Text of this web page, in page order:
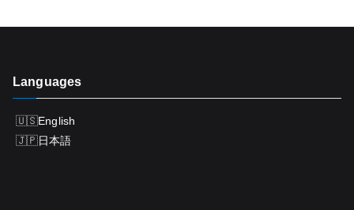
Languages
English
日本語